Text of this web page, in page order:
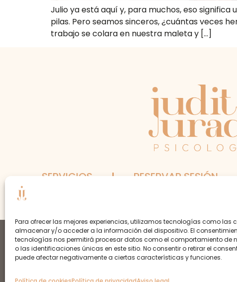
Para ofrecer las mejores experiencias, utilizamos tecnologías como las
almacenar y/o acceder a la información del dispositivo. El
tecnologías nos permitirá procesar datos como el comportamiento de
o las identificaciones únicas en este sitio. No consentir o retirar el
puede afectar negativamente a ciertas características y funciones.
Julio ya está aquí y, para muchos, eso significa
pilas. Pero seamos sinceros, ¿cuántas veces
trabajo se colara en nuestra maleta y […]
SERVICIOS RESERVAR SESIÓN